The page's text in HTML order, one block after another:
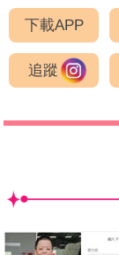
下載APP
追蹤